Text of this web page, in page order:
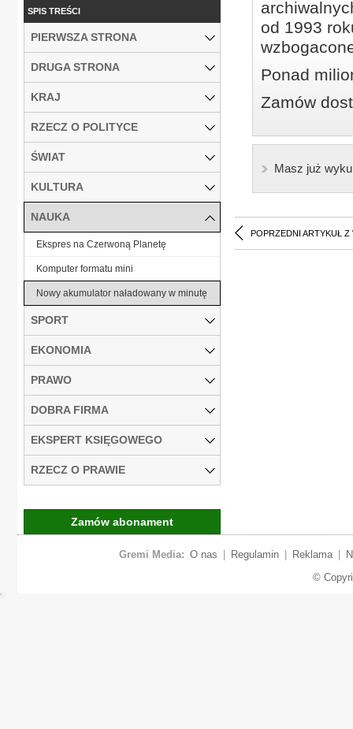
od 1993
Ponad
Zamów
Masz już
POPRZEDNI ARTYKUŁ Z
SPIS TREŚCI
PIERWSZA STRONA
DRUGA STRONA
KRAJ
RZECZ O POLITYCE
ŚWIAT
KULTURA
NAUKA
Ekspres na Czerwoną Planetę
Komputer formatu mini
Nowy akumulator naładowany w minutę
SPORT
EKONOMIA
PRAWO
DOBRA FIRMA
EKSPERT KSIĘGOWEGO
RZECZ O PRAWIE
Zamów abonament
Gremi Media: O nas Regulamin Reklama
©